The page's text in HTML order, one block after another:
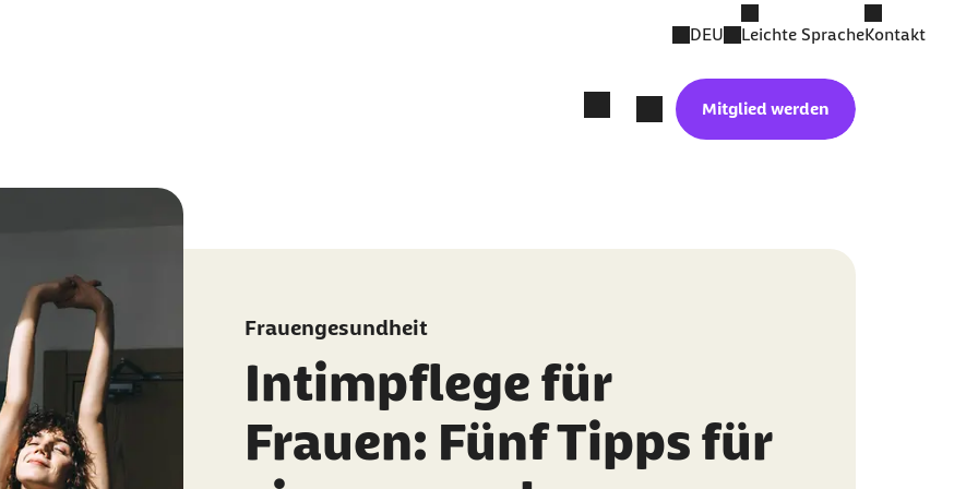
DEU Leichte SpracheKontakt
Mitglied werden
Frauengesundheit
Intimpflege für
Frauen: Fünf Tipps für